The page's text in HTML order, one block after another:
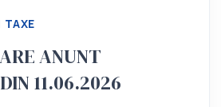
TAXE
ANUNT
11.06.2026